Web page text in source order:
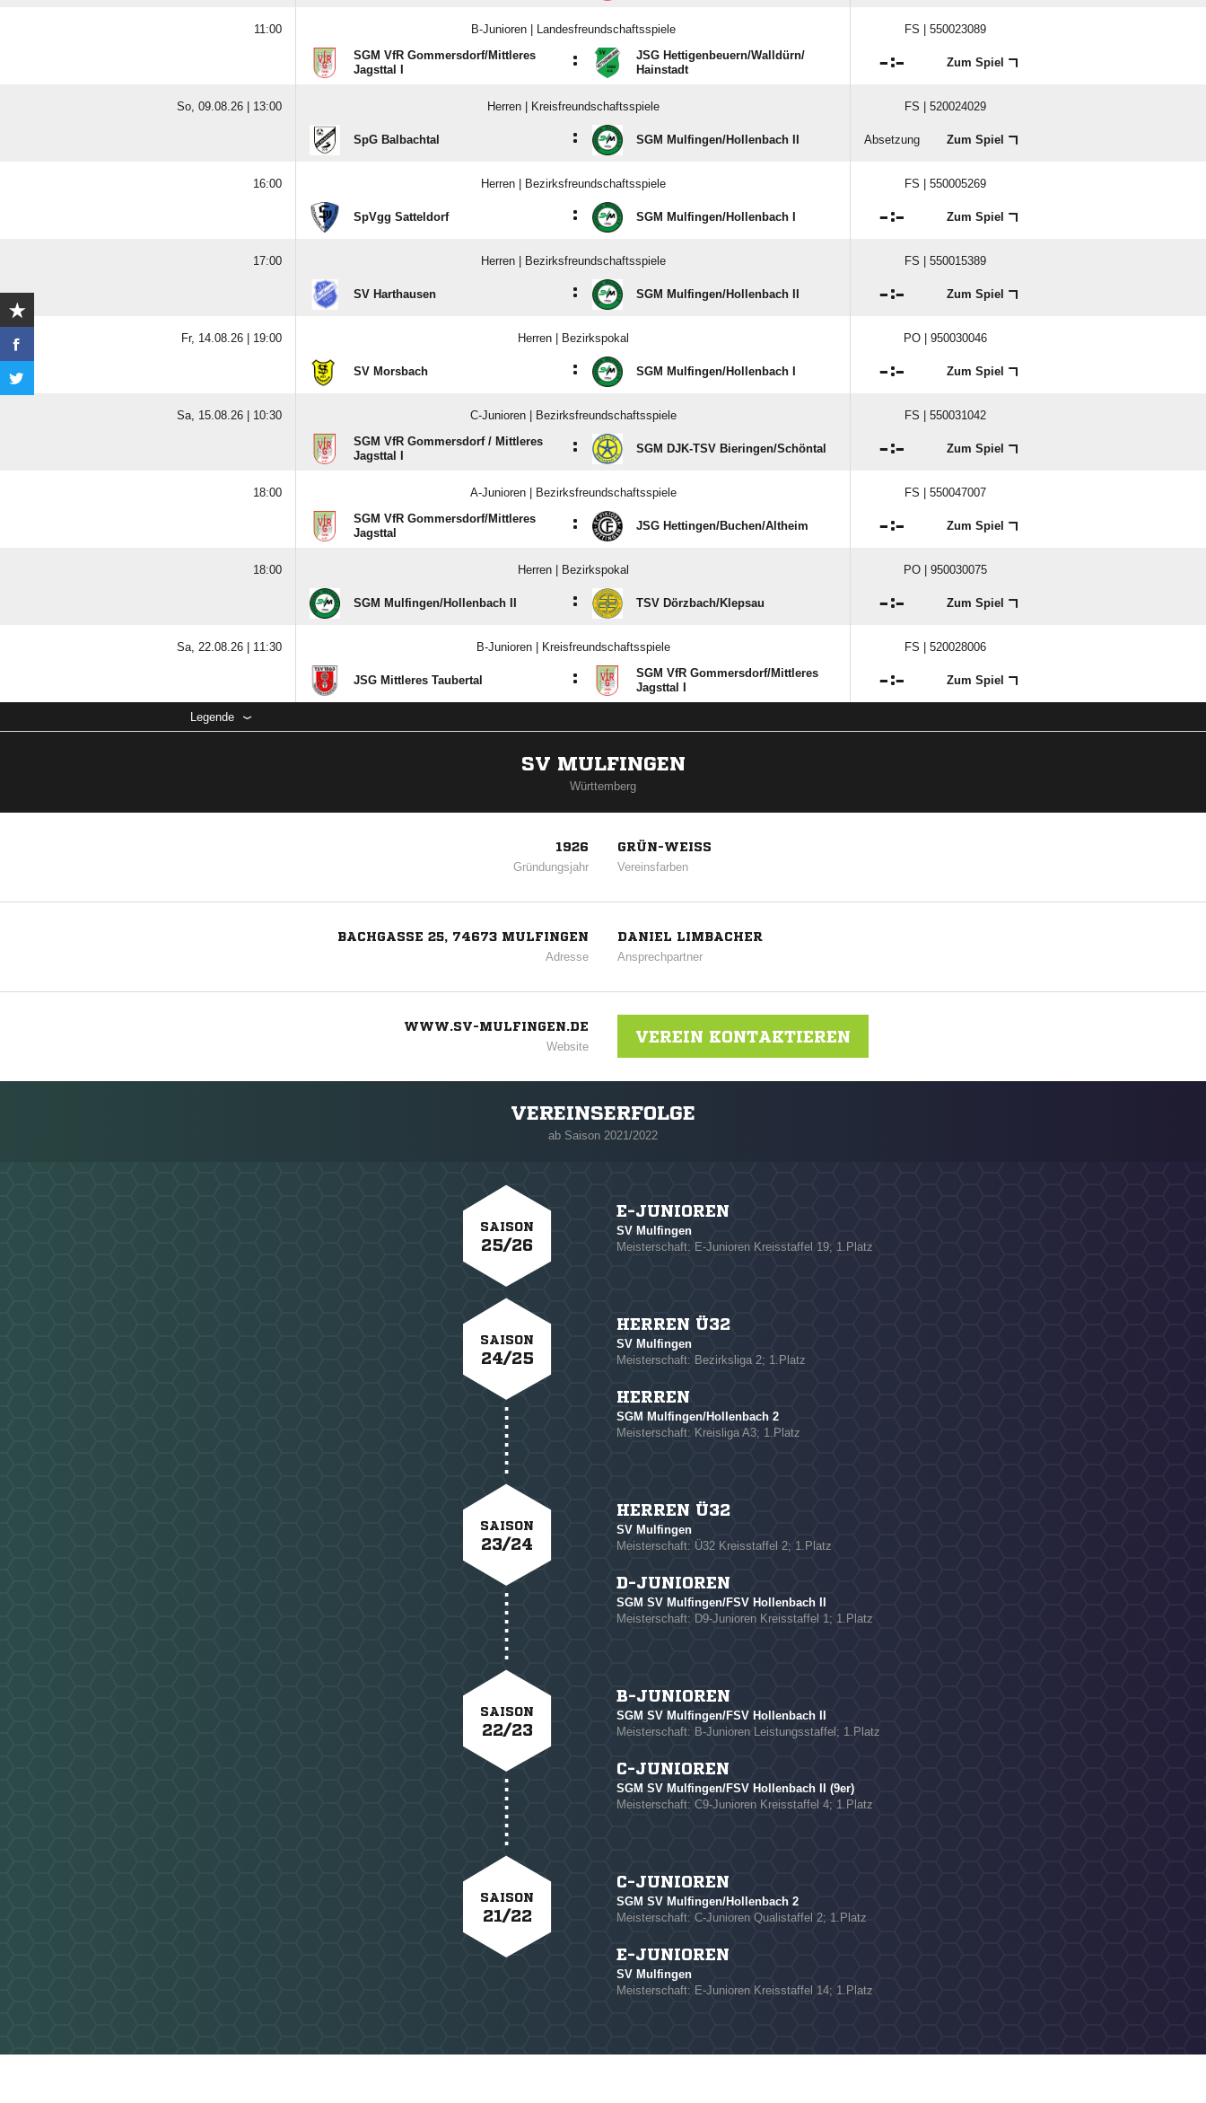
11:00 B-Junioren | Landesfreundschaftsspiele
FS | 550023089
SGM VfR Gommersdorf/​Mittleres
Jagsttal I
:
JSG Hettigenbeuern/​Walldürn/​
Hainstadt
: Zum Spiel
So, 09.08.26 | 13:00 Herren | Kreisfreundschaftsspiele FS | 520024029
SpG Balbachtal : SGM Mulfingen/​Hollenbach II Absetzung Zum Spiel
16:00 Herren | Bezirksfreundschaftsspiele FS | 550005269
SpVgg Satteldorf : SGM Mulfingen/​Hollenbach I : Zum Spiel
17:00 Herren | Bezirksfreundschaftsspiele FS | 550015389
SV Harthausen : SGM Mulfingen/​Hollenbach II : Zum Spiel
Fr, 14.08.26 | 19:00 Herren | Bezirkspokal PO | 950030046
SV Morsbach : SGM Mulfingen/​Hollenbach I : Zum Spiel
Sa, 15.08.26 | 10:30 C-Junioren | Bezirksfreundschaftsspiele
FS | 550031042
SGM VfR Gommersdorf /​ Mittleres
Jagsttal I
: SGM DJK-TSV Bieringen/​Schöntal : Zum Spiel
18:00 A-Junioren | Bezirksfreundschaftsspiele
FS | 550047007
SGM VfR Gommersdorf/​Mittleres
Jagsttal
: JSG Hettingen/​Buchen/​Altheim : Zum Spiel
18:00 Herren | Bezirkspokal PO | 950030075
SGM Mulfingen/​Hollenbach II : TSV Dörzbach/​Klepsau : Zum Spiel
Sa, 22.08.26 | 11:30 B-Junioren | Kreisfreundschaftsspiele FS | 520028006
JSG Mittleres Taubertal :
SGM VfR Gommersdorf/​Mittleres
Jagsttal I
: Zum Spiel
Legende
SV MULFINGEN
Württemberg
1926
Gründungsjahr
GRÜN-WEISS
Vereinsfarben
BACHGASSE 25, 74673 MULFINGEN
Adresse
DANIEL LIMBACHER
Ansprechpartner
WWW.SV-MULFINGEN.DE
Website
VEREIN KONTAKTIEREN
* Pflichtfelder
VEREINSERFOLGE
ab Saison 2021/2022
SAISON
25/26
E-JUNIOREN
SV Mulfingen
Meisterschaft: E-Junioren Kreisstaffel 19; 1.Platz
SAISON
24/25
HERREN Ü32
SV Mulfingen
Meisterschaft: Bezirksliga 2; 1.Platz
HERREN
SGM Mulfingen/Hollenbach 2
Meisterschaft: Kreisliga A3; 1.Platz
SAISON
23/24
HERREN Ü32
SV Mulfingen
Meisterschaft: Ü32 Kreisstaffel 2; 1.Platz
D-JUNIOREN
SGM SV Mulfingen/FSV Hollenbach II
Meisterschaft: D9-Junioren Kreisstaffel 1; 1.Platz
SAISON
22/23
B-JUNIOREN
SGM SV Mulfingen/FSV Hollenbach II
Meisterschaft: B-Junioren Leistungsstaffel; 1.Platz
C-JUNIOREN
SGM SV Mulfingen/FSV Hollenbach II (9er)
Meisterschaft: C9-Junioren Kreisstaffel 4; 1.Platz
SAISON
21/22
C-JUNIOREN
SGM SV Mulfingen/Hollenbach 2
Meisterschaft: C-Junioren Qualistaffel 2; 1.Platz
E-JUNIOREN
SV Mulfingen
Meisterschaft: E-Junioren Kreisstaffel 14; 1.Platz